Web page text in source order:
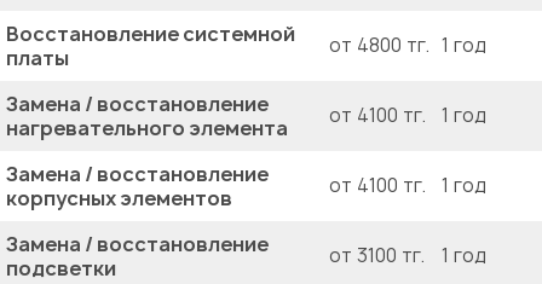
Восстановление системной
платы
от 4800 тг. 1 год
Замена / восстановление
нагревательного элемента
от 4100 тг. 1 год
Замена / восстановление
корпусных элементов
от 4100 тг. 1 год
Замена / восстановление
подсветки
от 3100 тг. 1 год